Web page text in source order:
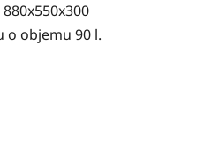
o objemu 90 l.